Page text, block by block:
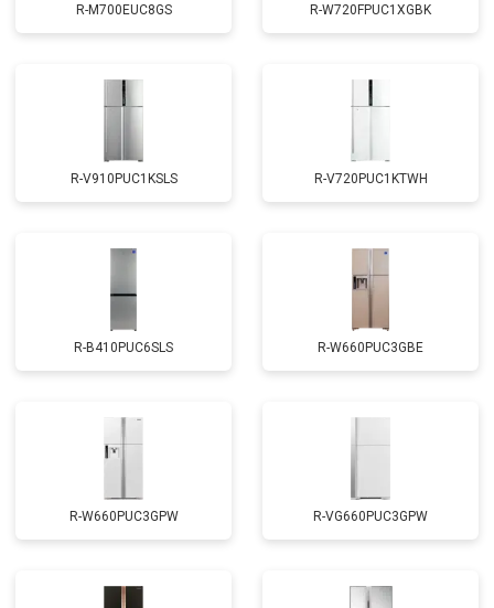
R-M700EUC8GS R-W720FPUC1XGBK
R-V910PUC1KSLS R-V720PUC1KTWH
R-B410PUC6SLS R-W660PUC3GBE
R-W660PUC3GPW R-VG660PUC3GPW